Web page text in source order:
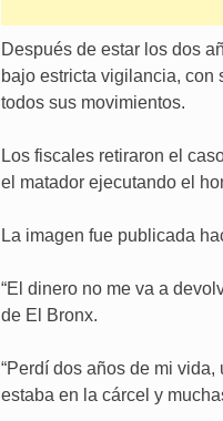
Después de estar los dos
bajo estricta vigilancia, con
todos sus movimientos.
Los fiscales retiraron el
el matador ejecutando el
La imagen fue publicada
“El dinero no me va a
de El Bronx.
“Perdí dos años de mi
estaba en la cárcel y